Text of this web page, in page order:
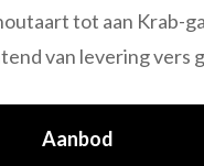
tot aan Krab-
van levering vers
Aanbod